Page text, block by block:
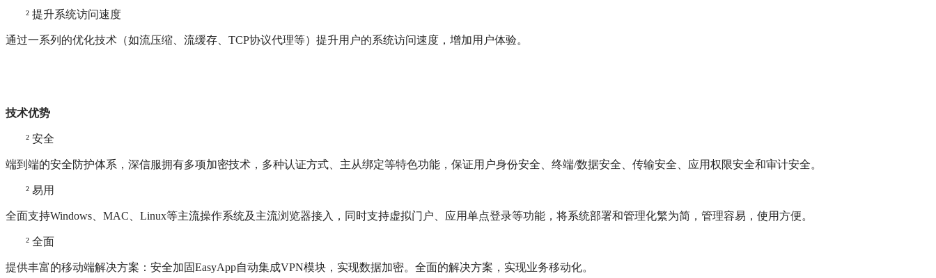
² 提升系统访问速度
通过一系列的优化技术（如流压缩、流缓存、TCP协议代理等）提升用户的系统访问速度，增加用户体验。
技术优势
² 安全
端到端的安全防护体系，深信服拥有多项加密技术，多种认证方式、主从绑定等特色功能，保证用户身份安全、终端/数据安全、传输安全、应用权限安全和审计安全。
² 易用
全面支持Windows、MAC、Linux等主流操作系统及主流浏览器接入，同时支持虚拟门户、应用单点登录等功能，将系统部署和管理化繁为简，管理容易，使用方便。
² 全面
提供丰富的移动端解决方案：安全加固EasyApp自动集成VPN模块，实现数据加密。全面的解决方案，实现业务移动化。